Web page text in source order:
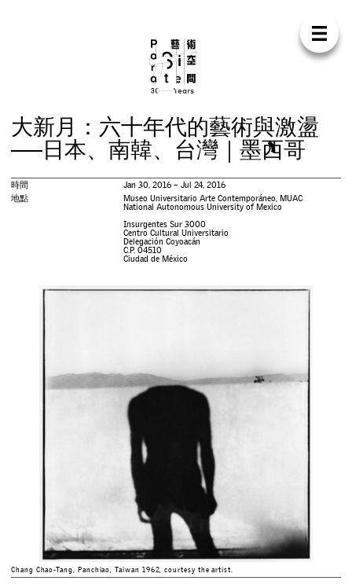
Para
我們 支持
展 覽
活動
研討會
藝術駐
大新月 ： 六十年代的藝術與激盪
──日本、 南韓、 台灣 ｜ 墨西哥
時間
Jan 30, 2016 – Jul 24, 2016
地點
Museo Universitario Arte Contemporáneo, MUAC
National Autonomous University of Mexico
Insurgentes Sur 3000
Centro Cultural Universitario
Delegación Coyoacán
C.P. 04510
Ciudad de México
Chang Chao-Tang, Panchiao, Taiwan 1962, courtesy the artist.